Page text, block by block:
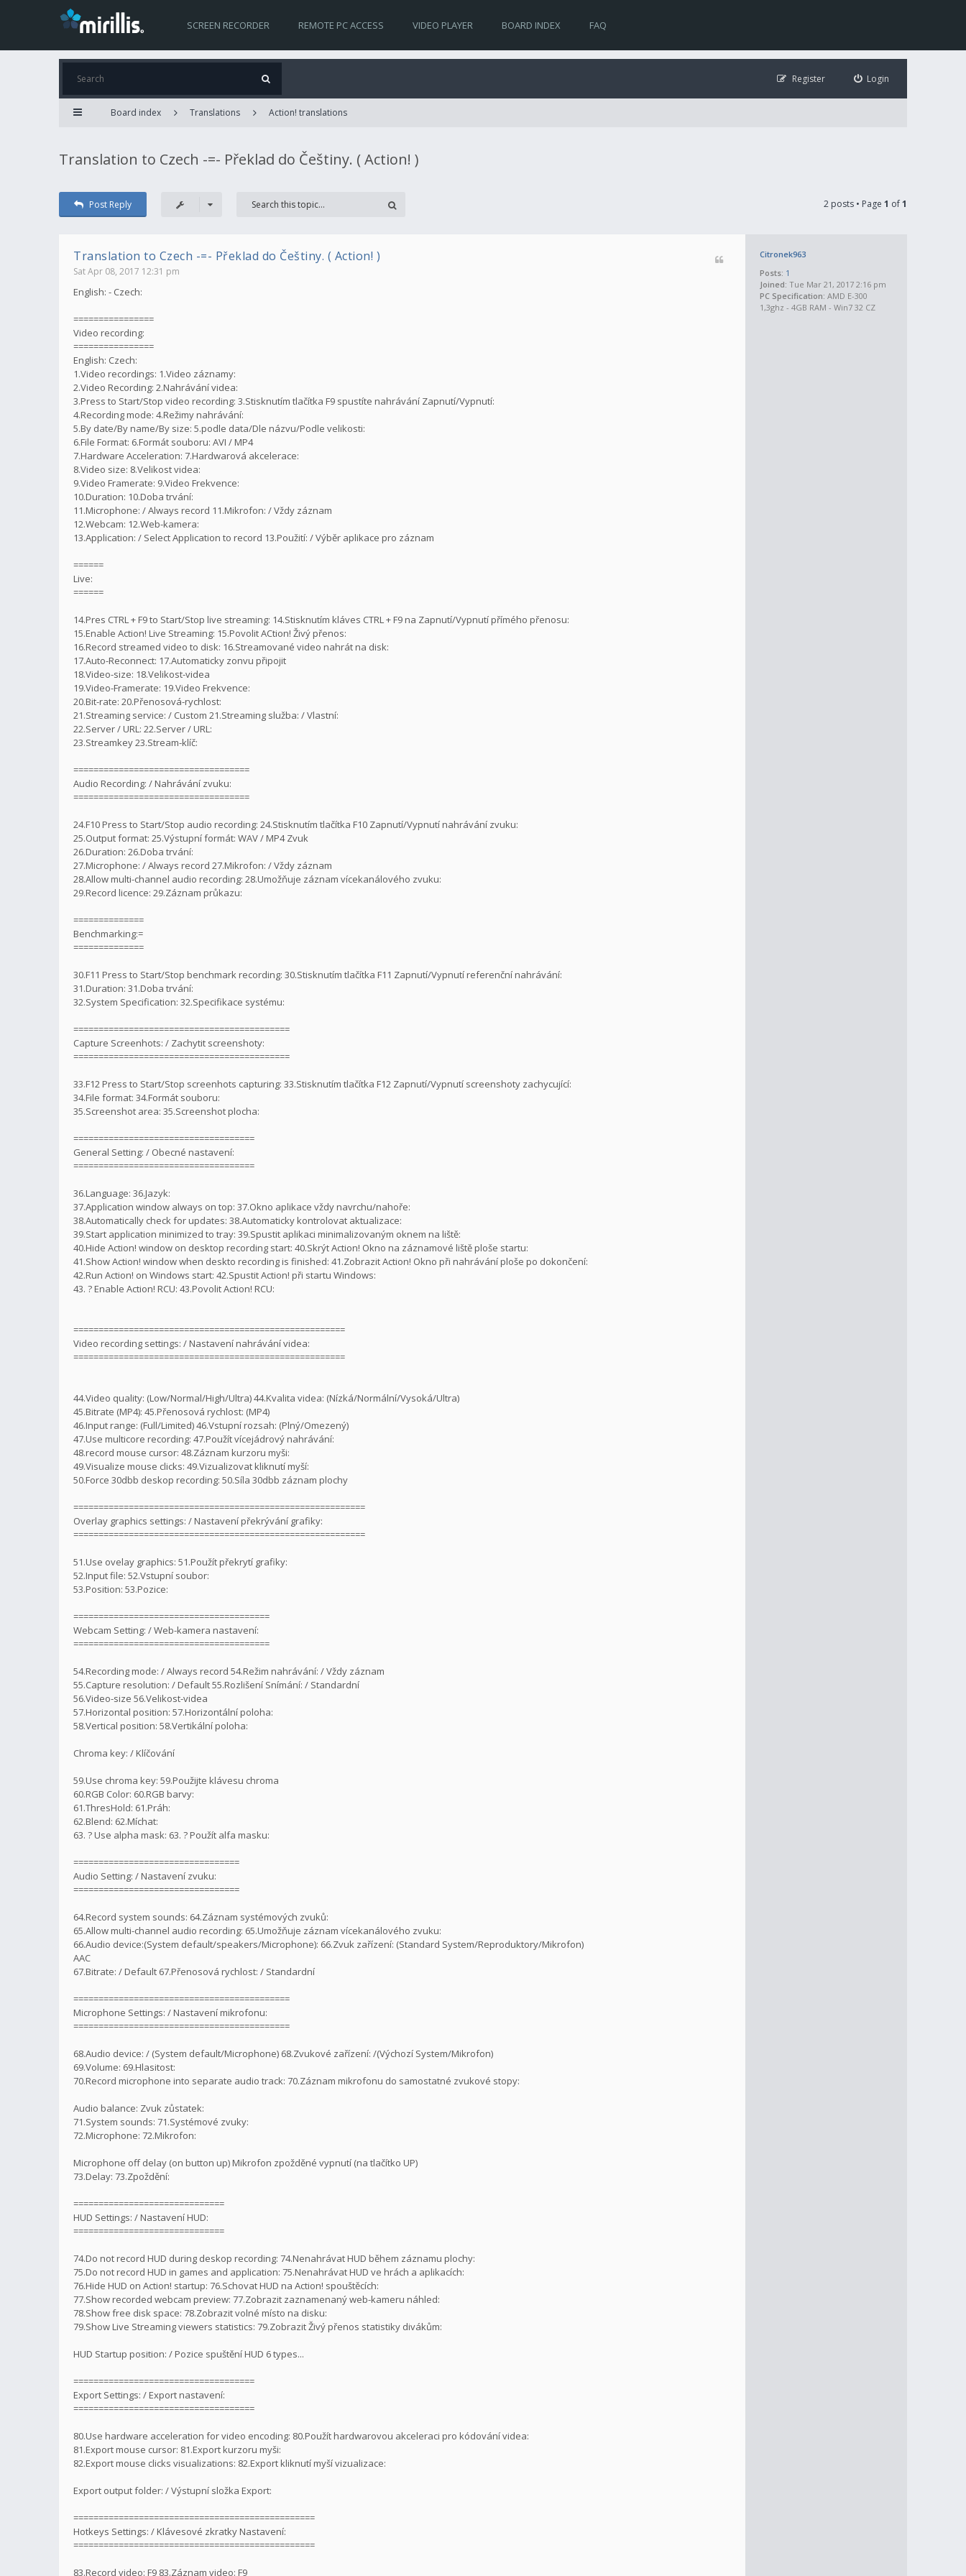
SCREEN RECORDER REMOTE PC ACCESS VIDEO PLAYER BOARD INDEX FAQ
Login
Register
Board index Translations Action! translations
Translation to Czech -=- Překlad do Češtiny. ( Action! )
Post Reply 2 posts • Page 1 of1
Citronek963
Posts: 1
Joined: Tue Mar 21, 2017 2:16 pm
PC Specification: AMD E-300
1,3ghz - 4GB RAM - Win7 32 CZ
Translation to Czech -=- Překlad do Češtiny. ( Action! )
Sat Apr 08, 2017 12:31 pm
English: - Czech:
================
Video recording:
================
English: Czech:
1.Video recordings: 1.Video záznamy:
2.Video Recording: 2.Nahrávání videa:
3.Press to Start/Stop video recording: 3.Stisknutím tlačítka F9 spustíte nahrávání Zapnutí/Vypnutí:
4.Recording mode: 4.Režimy nahrávání:
5.By date/By name/By size: 5.podle data/Dle názvu/Podle velikosti:
6.File Format: 6.Formát souboru: AVI / MP4
7.Hardware Acceleration: 7.Hardwarová akcelerace:
8.Video size: 8.Velikost videa:
9.Video Framerate: 9.Video Frekvence:
10.Duration: 10.Doba trvání:
11.Microphone: / Always record 11.Mikrofon: / Vždy záznam
12.Webcam: 12.Web-kamera:
13.Application: / Select Application to record 13.Použití: / Výběr aplikace pro záznam
======
Live:
======
14.Pres CTRL + F9 to Start/Stop live streaming: 14.Stisknutím kláves CTRL + F9 na Zapnutí/Vypnutí přímého přenosu:
15.Enable Action! Live Streaming: 15.Povolit ACtion! Živý přenos:
16.Record streamed video to disk: 16.Streamované video nahrát na disk:
17.Auto-Reconnect: 17.Automaticky zonvu připojit
18.Video-size: 18.Velikost-videa
19.Video-Framerate: 19.Video Frekvence:
20.Bit-rate: 20.Přenosová-rychlost:
21.Streaming service: / Custom 21.Streaming služba: / Vlastní:
22.Server / URL: 22.Server / URL:
23.Streamkey 23.Stream-klíč:
===================================
Audio Recording: / Nahrávání zvuku:
===================================
24.F10 Press to Start/Stop audio recording: 24.Stisknutím tlačítka F10 Zapnutí/Vypnutí nahrávání zvuku:
25.Output format: 25.Výstupní formát: WAV / MP4 Zvuk
26.Duration: 26.Doba trvání:
27.Microphone: / Always record 27.Mikrofon: / Vždy záznam
28.Allow multi-channel audio recording: 28.Umožňuje záznam vícekanálového zvuku:
29.Record licence: 29.Záznam průkazu:
==============
Benchmarking:=
==============
30.F11 Press to Start/Stop benchmark recording: 30.Stisknutím tlačítka F11 Zapnutí/Vypnutí referenční nahrávání:
31.Duration: 31.Doba trvání:
32.System Specification: 32.Specifikace systému:
===========================================
Capture Screenhots: / Zachytit screenshoty:
===========================================
33.F12 Press to Start/Stop screenhots capturing: 33.Stisknutím tlačítka F12 Zapnutí/Vypnutí screenshoty zachycující:
34.File format: 34.Formát souboru:
35.Screenshot area: 35.Screenshot plocha:
====================================
General Setting: / Obecné nastavení:
====================================
36.Language: 36.Jazyk:
37.Application window always on top: 37.Okno aplikace vždy navrchu/nahoře:
38.Automatically check for updates: 38.Automaticky kontrolovat aktualizace:
39.Start application minimized to tray: 39.Spustit aplikaci minimalizovaným oknem na liště:
40.Hide Action! window on desktop recording start: 40.Skrýt Action! Okno na záznamové liště ploše startu:
41.Show Action! window when deskto recording is finished: 41.Zobrazit Action! Okno při nahrávání ploše po dokončení:
42.Run Action! on Windows start: 42.Spustit Action! při startu Windows:
43. ? Enable Action! RCU: 43.Povolit Action! RCU:
======================================================
Video recording settings: / Nastavení nahrávání videa:
======================================================
44.Video quality: (Low/Normal/High/Ultra) 44.Kvalita videa: (Nízká/Normální/Vysoká/Ultra)
45.Bitrate (MP4): 45.Přenosová rychlost: (MP4)
46.Input range: (Full/Limited) 46.Vstupní rozsah: (Plný/Omezený)
47.Use multicore recording: 47.Použít vícejádrový nahrávání:
48.record mouse cursor: 48.Záznam kurzoru myši:
49.Visualize mouse clicks: 49.Vizualizovat kliknutí myší:
50.Force 30dbb deskop recording: 50.Síla 30dbb záznam plochy
==========================================================
Overlay graphics settings: / Nastavení překrývání grafiky:
==========================================================
51.Use ovelay graphics: 51.Použít překrytí grafiky:
52.Input file: 52.Vstupní soubor:
53.Position: 53.Pozice:
=======================================
Webcam Setting: / Web-kamera nastavení:
=======================================
54.Recording mode: / Always record 54.Režim nahrávání: / Vždy záznam
55.Capture resolution: / Default 55.Rozlišení Snímání: / Standardní
56.Video-size 56.Velikost-videa
57.Horizontal position: 57.Horizontální poloha:
58.Vertical position: 58.Vertikální poloha:
Chroma key: / Klíčování
59.Use chroma key: 59.Použijte klávesu chroma
60.RGB Color: 60.RGB barvy:
61.ThresHold: 61.Práh:
62.Blend: 62.Míchat:
63. ? Use alpha mask: 63. ? Použít alfa masku:
=================================
Audio Setting: / Nastavení zvuku:
=================================
64.Record system sounds: 64.Záznam systémových zvuků:
65.Allow multi-channel audio recording: 65.Umožňuje záznam vícekanálového zvuku:
66.Audio device:(System default/speakers/Microphone): 66.Zvuk zařízení: (Standard System/Reproduktory/Mikrofon)
AAC
67.Bitrate: / Default 67.Přenosová rychlost: / Standardní
===========================================
Microphone Settings: / Nastavení mikrofonu:
===========================================
68.Audio device: / (System default/Microphone) 68.Zvukové zařízení: /(Výchozí System/Mikrofon)
69.Volume: 69.Hlasitost:
70.Record microphone into separate audio track: 70.Záznam mikrofonu do samostatné zvukové stopy:
Audio balance: Zvuk zůstatek:
71.System sounds: 71.Systémové zvuky:
72.Microphone: 72.Mikrofon:
Microphone off delay (on button up) Mikrofon zpožděné vypnutí (na tlačítko UP)
73.Delay: 73.Zpoždění:
==============================
HUD Settings: / Nastavení HUD:
==============================
74.Do not record HUD during deskop recording: 74.Nenahrávat HUD během záznamu plochy:
75.Do not record HUD in games and application: 75.Nenahrávat HUD ve hrách a aplikacích:
76.Hide HUD on Action! startup: 76.Schovat HUD na Action! spouštěcích:
77.Show recorded webcam preview: 77.Zobrazit zaznamenaný web-kameru náhled:
78.Show free disk space: 78.Zobrazit volné místo na disku:
79.Show Live Streaming viewers statistics: 79.Zobrazit Živý přenos statistiky divákům:
HUD Startup position: / Pozice spuštění HUD 6 types...
====================================
Export Settings: / Export nastavení:
====================================
80.Use hardware acceleration for video encoding: 80.Použít hardwarovou akceleraci pro kódování videa:
81.Export mouse cursor: 81.Export kurzoru myši:
82.Export mouse clicks visualizations: 82.Export kliknutí myší vizualizace:
Export output folder: / Výstupní složka Export:
================================================
Hotkeys Settings: / Klávesové zkratky Nastavení:
================================================
83.Record video: F9 83.Záznam video: F9